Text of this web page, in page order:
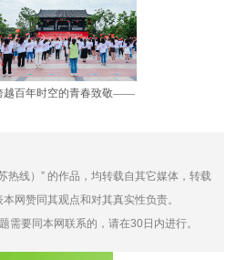
越百年时空的青春致敬——
热线）” 的作品，均转载自其它媒体，转载
网赞同其观点和对其真实性负责。
需要同本网联系的，请在30日内进行。